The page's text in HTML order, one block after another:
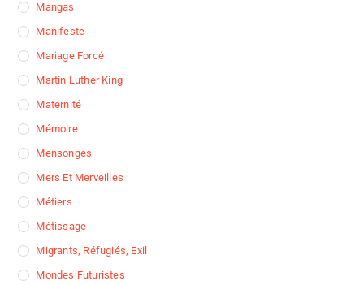
Mangas
Manifeste
Mariage Forcé
Martin Luther King
Maternité
Mémoire
Mensonges
Mers Et Merveilles
Métiers
Métissage
Migrants, Réfugiés, Exil
Mondes Futuristes